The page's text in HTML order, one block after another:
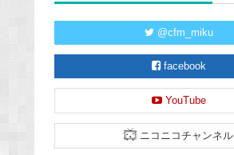
@cfm_miku
facebook
YouTube
ニコニコチャンネル